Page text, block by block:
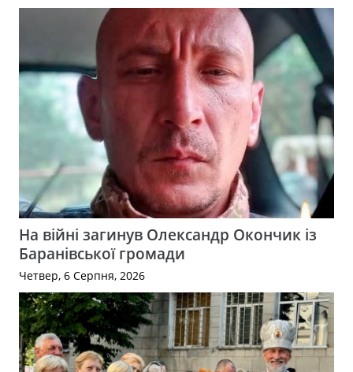
На війні загинув Олександр Окончик із
Баранівської громади
Четвер, 6 Серпня, 2026